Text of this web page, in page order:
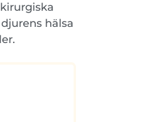
hälsa